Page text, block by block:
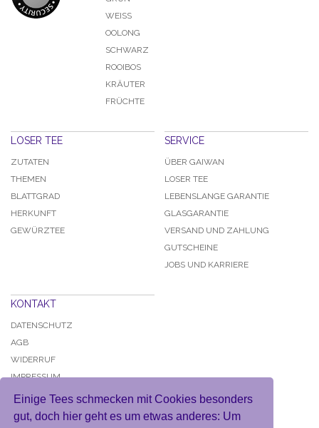
Einige Tees schmecken mit Cookies besonders
gut, doch hier geht es um etwas anderes: Um
WEISS
OOLONG
SCHWARZ
ROOIBOS
KRÄUTER
FRÜCHTE
LOSER TEE
ZUTATEN
THEMEN
BLATTGRAD
HERKUNFT
GEWÜRZTEE
SERVICE
ÜBER GAIWAN
LOSER TEE
LEBENSLANGE GARANTIE
GLASGARANTIE
VERSAND UND ZAHLUNG
GUTSCHEINE
JOBS UND KARRIERE
KONTAKT
DATENSCHUTZ
AGB
WIDERRUF
IMPRESSUM